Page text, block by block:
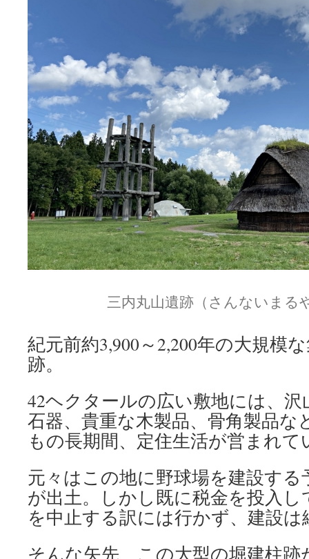
ス
キ
ッ
プ
三内丸山遺跡（さんないまる
紀元前約3,900～2,200年の大規模
跡。
42ヘクタールの広い敷地には、
石器、貴重な木製品、骨角製品な
もの長期間、定住生活が営まれて
元々はこの地に野球場を建設す
が出土。しかし既に税金を投入
を中止する訳には行かず、建設
そんな矢先、この大型の堀建柱